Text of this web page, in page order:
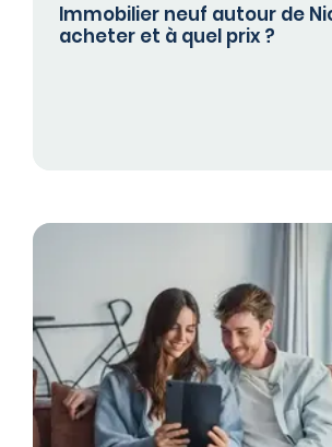
Immobilier neuf autour de
acheter et à quel prix ?